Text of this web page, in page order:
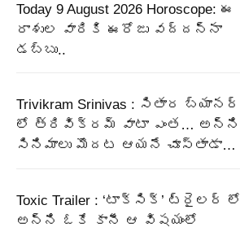
Today 9 August 2026 Horoscope: ఈ
రాశుల వారికి ఈరోజు వద్దన్నా
డబ్బు..
Trivikram Srinivas : సితార బ్యానర్
లో త్రివిక్రమ్ వాటా ఎంత… అన్ని
సినిమాలు మొదట ఆయనే చూస్తాడా…
Toxic Trailer : ‘టాక్సిక్’ ట్రైలర్ లో
అన్ని ఓకే కానీ ఆ విషయంలో